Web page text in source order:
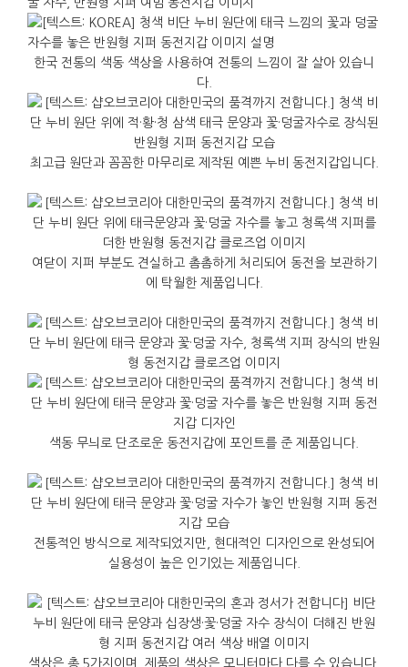
한국 전통의 색동 색상을 사용하여 전통의 느낌이 잘 살아 있습니
다.
최고급 원단과 꼼꼼한 마무리로 제작된 예쁜 누비 동전지갑입니다.
여닫이 지퍼 부분도 견실하고 촘촘하게 처리되어 동전을 보관하기
에 탁월한 제품입니다.
색동 무늬로 단조로운 동전지갑에 포인트를 준 제품입니다.
전통적인 방식으로 제작되었지만, 현대적인 디자인으로 완성되어
실용성이 높은 인기있는 제품입니다.
색상은 총 5가지이며, 제품의 색상은 모니터마다 다를 수 있습니다.